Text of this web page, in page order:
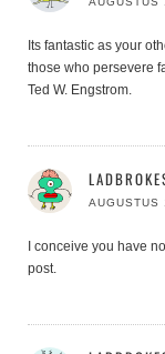
Its fantastic as your
those who persevere
Ted W. Engstrom.
I conceive you have
post.